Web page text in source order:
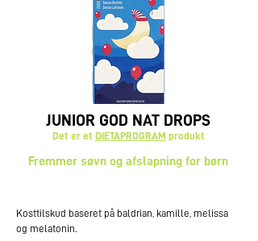
JUNIOR GOD NAT DROPS
Det er et DIETAPROGRAM produkt
Fremmer søvn og afslapning for børn
Kosttilskud baseret på baldrian, kamille, melissa
og melatonin.